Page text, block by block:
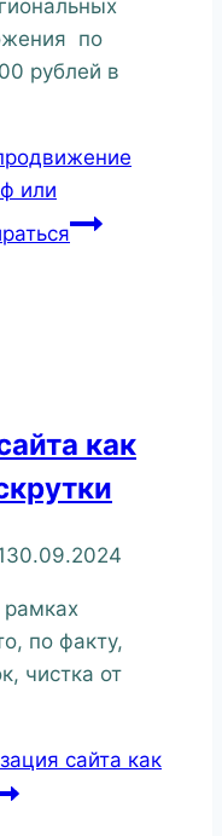
по
рублей в
или
как
30.09.2024
рамках
по факту,
чистка от
сайта как